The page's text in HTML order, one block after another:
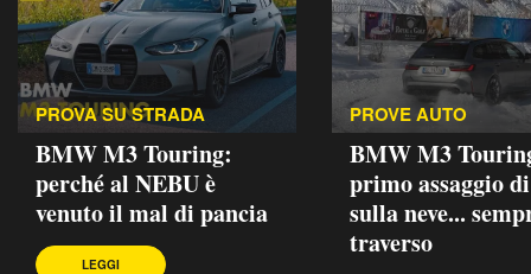
PROVA SU STRADA
BMW M3 Touring:
perché al NEBU è
venuto il mal di pancia
LEGGI
PROVE AUTO
BMW M3
primo assaggio
sulla neve...
traverso